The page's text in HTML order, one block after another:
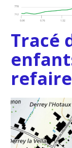
Tracé